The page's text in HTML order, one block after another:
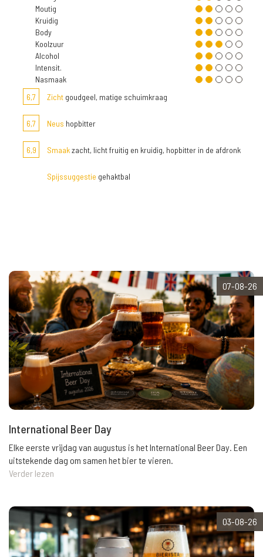
Moutig
Kruidig
Body
Koolzuur
Alcohol
Intensit.
Nasmaak
6,7
Zicht goudgeel, matige schuimkraag
6,7 Neus hopbitter
6,9 Smaakzacht, licht fruitig en kruidig, hopbitter in de afdronk
Spijssuggestie gehaktbal
07-08-26
International Beer Day
Elke eerste vrijdag van augustus is het International Beer Day. Een
uitstekende dag om samen het bier te vieren.
Verder lezen
03-08-26